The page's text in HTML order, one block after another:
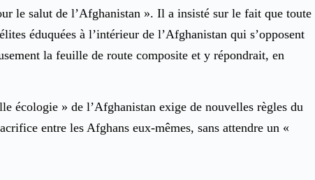
le salut de l’Afghanistan ». Il a insisté sur le fait que toute
éduquées à l’intérieur de l’Afghanistan qui s’opposent
la feuille de route composite et y répondrait, en
écologie » de l’Afghanistan exige de nouvelles règles du
entre les Afghans eux-mêmes, sans attendre un «